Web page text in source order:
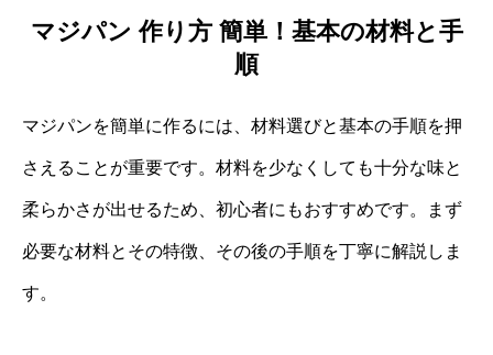
マジパン 作り方 簡単！基本の材料と手
順
マジパンを簡単に作るには、材料選びと基本の手順を押
さえることが重要です。材料を少なくしても十分な味と
柔らかさが出せるため、初心者にもおすすめです。まず
必要な材料とその特徴、その後の手順を丁寧に解説しま
す。